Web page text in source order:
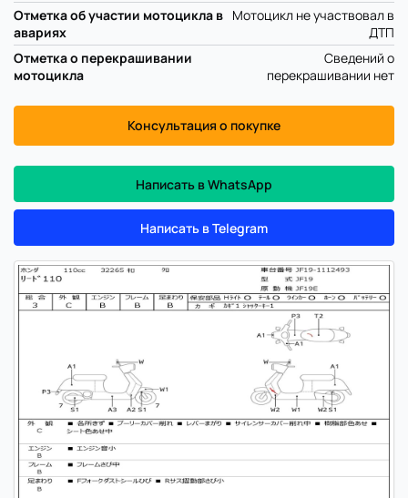
Отметка об участии мотоцикла в
авариях
Мотоцикл не участвовал в
ДТП
Отметка о перекрашивании
мотоцикла
Сведений о
перекрашивании нет
Консультация о покупке
Написать в WhatsApp
Написать в Telegram